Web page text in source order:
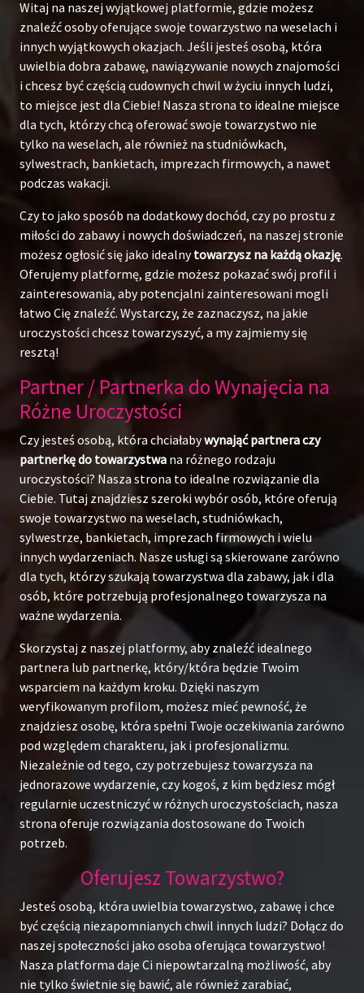
Witaj na naszej wyjątkowej platformie, gdzie możesz
znaleźć osoby oferujące swoje towarzystwo na weselach i
innych wyjątkowych okazjach. Jeśli jesteś osobą, która
uwielbia dobra zabawę, nawiązywanie nowych znajomości
i chcesz być częścią cudownych chwil w życiu innych ludzi,
to miejsce jest dla Ciebie! Nasza strona to idealne miejsce
dla tych, którzy chcą oferować swoje towarzystwo nie
tylko na weselach, ale również na studniówkach,
sylwestrach, bankietach, imprezach firmowych, a nawet
podczas wakacji.
Czy to jako sposób na dodatkowy dochód, czy po prostu z
miłości do zabawy i nowych doświadczeń, na naszej stronie
możesz ogłosić się jako idealnytowarzysz na każdą okazję.
Oferujemy platformę, gdzie możesz pokazać swój profil i
zainteresowania, aby potencjalni zainteresowani mogli
łatwo Cię znaleźć. Wystarczy, że zaznaczysz, na jakie
uroczystości chcesz towarzyszyć, a my zajmiemy się
resztą!
Partner / Partnerka do Wynajęcia na
Różne Uroczystości
Czy jesteś osobą, która chciałabywynająć partnera czy
partnerkę do towarzystwa na różnego rodzaju
uroczystości? Nasza strona to idealne rozwiązanie dla
Ciebie. Tutaj znajdziesz szeroki wybór osób, które oferują
swoje towarzystwo na weselach, studniówkach,
sylwestrze, bankietach, imprezach firmowych i wielu
innych wydarzeniach. Nasze usługi są skierowane zarówno
dla tych, którzy szukają towarzystwa dla zabawy, jak i dla
osób, które potrzebują profesjonalnego towarzysza na
ważne wydarzenia.
Skorzystaj z naszej platformy, aby znaleźć idealnego
partnera lub partnerkę, który/która będzie Twoim
wsparciem na każdym kroku. Dzięki naszym
weryfikowanym profilom, możesz mieć pewność, że
znajdziesz osobę, która spełni Twoje oczekiwania zarówno
pod względem charakteru, jak i profesjonalizmu.
Niezależnie od tego, czy potrzebujesz towarzysza na
jednorazowe wydarzenie, czy kogoś, z kim będziesz mógł
regularnie uczestniczyć w różnych uroczystościach, nasza
strona oferuje rozwiązania dostosowane do Twoich
potrzeb.
Oferujesz Towarzystwo?
Jesteś osobą, która uwielbia towarzystwo, zabawę i chce
być częścią niezapomnianych chwil innych ludzi? Dołącz do
naszej społeczności jako osoba oferująca towarzystwo!
Nasza platforma daje Ci niepowtarzalną możliwość, aby
nie tylko świetnie się bawić, ale również zarabiać,